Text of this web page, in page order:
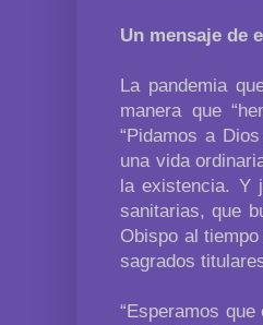
Un mensaje de
La pandemia
manera que
“Pidamos a
una vida
la existencia. Y
sanitarias, que
Obispo al
sagrados
“Esperamos